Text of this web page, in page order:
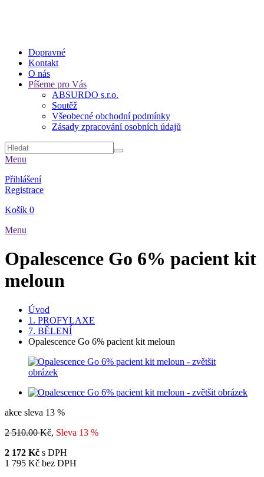
Dopravné
Kontakt
O nás
Píšeme pro Vás
ABSURDO s.r.o.
Soutěž
Všeobecné obchodní podmínky
Zásady zpracování osobních údajů
Menu
Přihlášení
Registrace
Košík 0
Menu
Opalescence Go 6% pacient kit
meloun
Úvod
1. PROFYLAXE
7. BĚLENÍ
Opalescence Go 6% pacient kit meloun
akce sleva 13 %
2 510.00 Kč, Sleva 13 %
2 172 Kč s DPH
1 795 Kč bez DPH